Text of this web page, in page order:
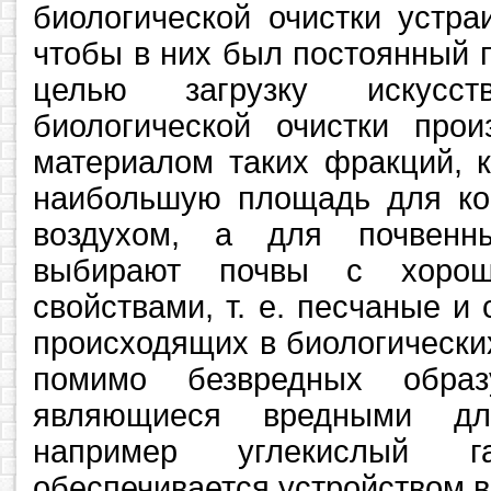
биологической очистки
чтобы в них был постоянный
целью загрузку
биологической очистки
материалом таких фракций,
наибольшую площадь для
воздухом, а для
выбирают почвы с
свойствами, т. е. песчаные
происходящих в
помимо безвредных
являющиеся вредными
например углекислый